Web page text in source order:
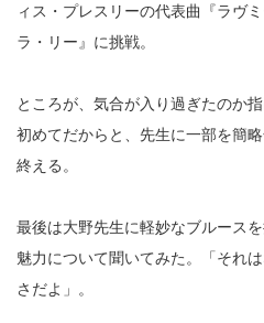
ィス・プレスリーの代表曲『ラヴ
ラ・リー』に挑戦。
ところが、気合が入り過ぎたのか
初めてだからと、先生に一部を簡
終える。
最後は大野先生に軽妙なブルース
魅力について聞いてみた。「それ
さだよ」。